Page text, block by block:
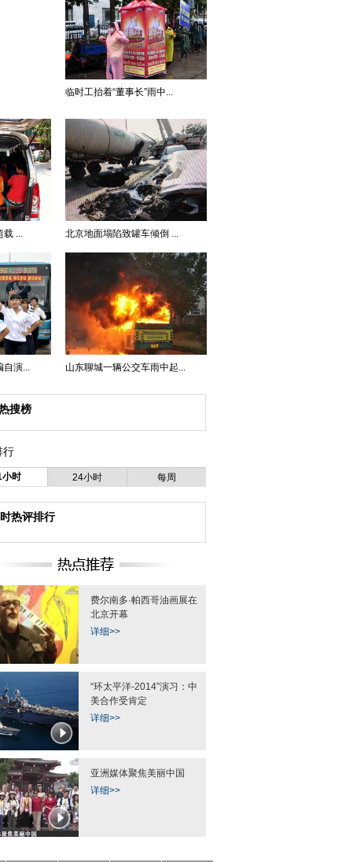
临时工抬着“董事长”雨中...
载 ... 北京地面塌陷致罐车倾倒 ...
自演... 山东聊城一辆公交车雨中起...
搜榜
行
小时 24小时 每周
热评排行
费尔南多·帕西哥油画展在
北京开幕
详细>>
“环太平洋-2014”演习：中
美合作受肯定
详细>>
亚洲媒体聚焦美丽中国
详细>>